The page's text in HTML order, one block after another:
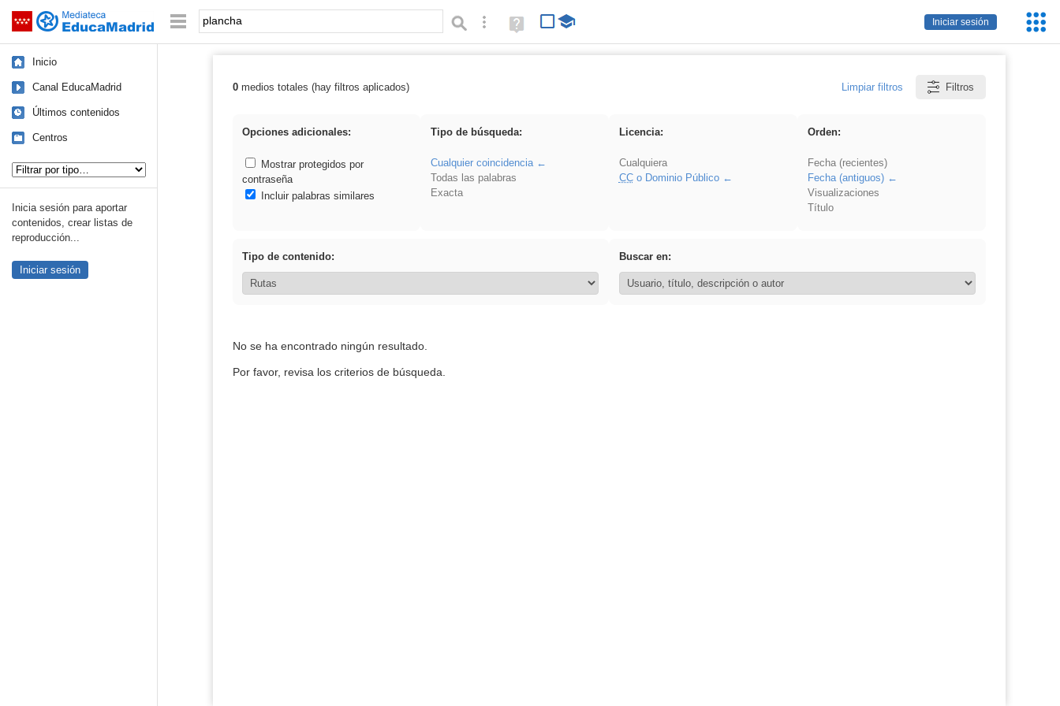
Saltar navegación
Iniciar sesión
Palabra o frase: Búsqueda avanzada
Ayuda
(en
Inicio
Canal EducaMadrid
Últimos contenidos
Centros
Inicia sesión para aportar
contenidos, crear listas de
reproducción...
Iniciar sesión
Resultados de: plancha
0medios totales (hay filtros aplicados) Limpiar filtros Filtros
Opciones adicionales:
Mostrar protegidos por
contraseña
Incluir palabras similares
Tipo de búsqueda:
Cualquier coincidencia
Todas las palabras
Exacta
Licencia:
Cualquiera
CCo Dominio Público
Orden:
Fecha (recientes)
Fecha (antiguos)
Visualizaciones
Título
Tipo de contenido: Buscar en:
No se ha encontrado ningún resultado.
Por favor, revisa los criterios de búsqueda.